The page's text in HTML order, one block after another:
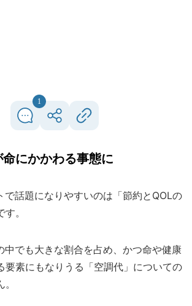
1
にかかわる事態に
話題になりやすいのは「節約とQOLの
。
でも大きな割合を占め、かつ命や健康
要素にもなりうる「空調代」についての